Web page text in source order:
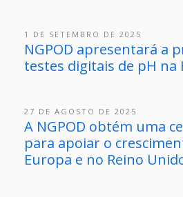
1 DE SETEMBRO DE 2025
NGPOD apresentará a
testes digitais de pH na
27 DE AGOSTO DE 2025
A NGPOD obtém uma
para apoiar o
Europa e no Reino